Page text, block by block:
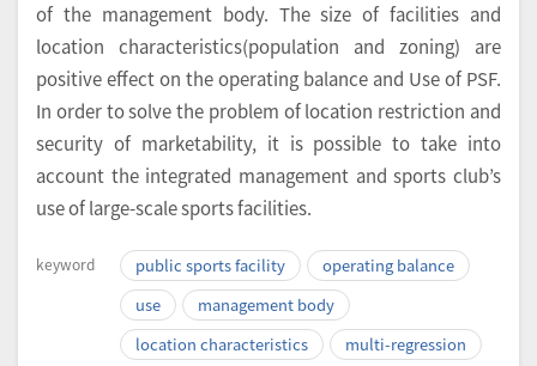
of the management body. The size of facilities and
location characteristics(population and zoning) are
positive effect on the operating balance and Use of PSF.
In order to solve the problem of location restriction and
security of marketability, it is possible to take into
account the integrated management and sports club’s
use of large-scale sports facilities.
keyword public sports facility
operating balance
use
management body
location characteristics
multi-regression